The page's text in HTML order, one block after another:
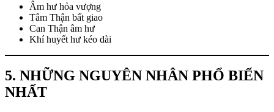
Âm hư hỏa vượng
Tâm Thận bất giao
Can Thận âm hư
Khí huyết hư kéo dài
5. NHỮNG NGUYÊN NHÂN PHỔ BIẾN
NHẤT